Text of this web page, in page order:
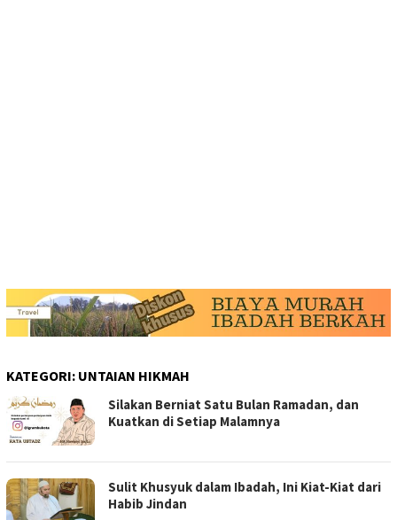
KATEGORI: UNTAIAN HIKMAH
Silakan Berniat Satu Bulan Ramadan, dan
Kuatkan di Setiap Malamnya
Sulit Khusyuk dalam Ibadah, Ini Kiat-Kiat dari
Habib Jindan